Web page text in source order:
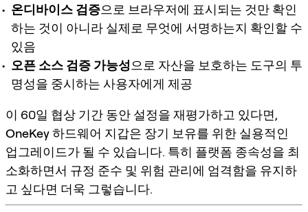
온디바이스 검증으로 브라우저에 표시되는 것만 확인
하는 것이 아니라 실제로 무엇에 서명하는지 확인할 수
있음
오픈 소스 검증 가능성 으로 자산을 보호하는 도구의 투
명성을 중시하는 사용자에게 제공
이 60일 협상 기간 동안 설정을 재평가하고 있다면,
OneKey 하드웨어 지갑은 장기 보유를 위한 실용적인
업그레이드가 될 수 있습니다. 특히 플랫폼 종속성을 최
소화하면서 규정 준수 및 위험 관리에 엄격함을 유지하
고 싶다면 더욱 그렇습니다.